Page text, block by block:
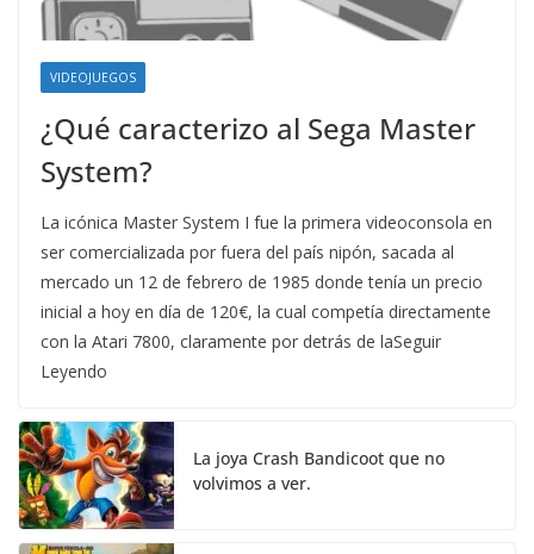
VIDEOJUEGOS
¿Qué caracterizo al Sega Master
System?
La icónica Master System I fue la primera videoconsola en
ser comercializada por fuera del país nipón, sacada al
mercado un 12 de febrero de 1985 donde tenía un precio
inicial a hoy en día de 120€, la cual competía directamente
con la Atari 7800, claramente por detrás de laSeguir
Leyendo
La joya Crash Bandicoot que no
volvimos a ver.